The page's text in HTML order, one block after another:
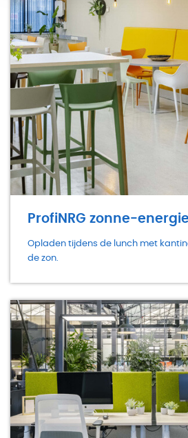
ProfiNRG zonne-energie
Opladen tijdens de lunch met
de zon.